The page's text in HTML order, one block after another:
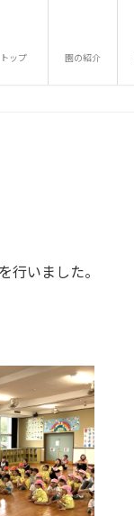
トップ 園の紹介
行いました。